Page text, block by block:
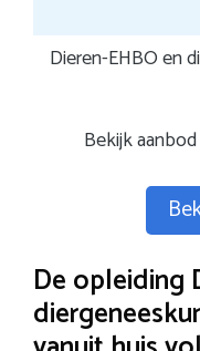
Dieren-EHBO en
Bekijk
De opleiding